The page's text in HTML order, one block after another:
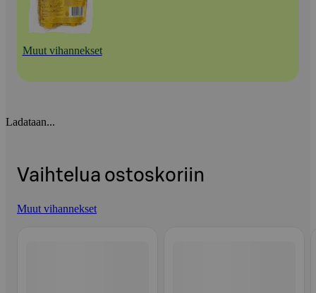
Muut vihannekset
Ladataan...
Vaihtelua ostoskoriin
Muut vihannekset